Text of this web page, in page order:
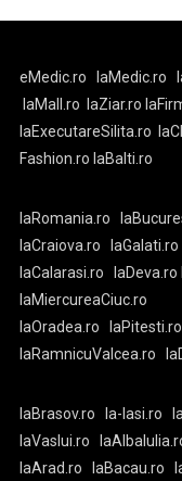
eMedic.ro laMedic.ro
laMall.ro
laZiar.ro
laExecutareSilita.ro
Fashion.ro laBalti.ro
laRomania.ro
laCraiova.ro
laGalati.ro
laCalarasi.ro
laDeva.ro
laMiercureaCiuc.ro
laOradea.ro
laPitesti.ro
laRamnicuValcea.ro
laBrasov.ro la-Iasi.ro
laVaslui.ro
laArad.ro
laBacau.ro